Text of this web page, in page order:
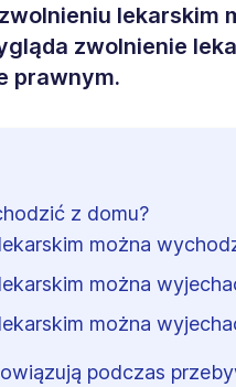
lekarskim
zwolnienie
prawnym.
z domu?
można
można
można
podczas